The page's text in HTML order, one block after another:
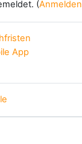
(Anmelden
App